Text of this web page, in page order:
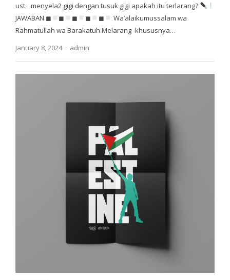
ust…menyela2 gigi dengan tusuk gigi apakah itu terlarang?
JAWABAN ◼
◼ ◼ ◼ ◼
Wa’alaikumussalam wa
Rahmatullah wa Barakatuh Melarang -khususnya…
January 8, 2024
Author
admin